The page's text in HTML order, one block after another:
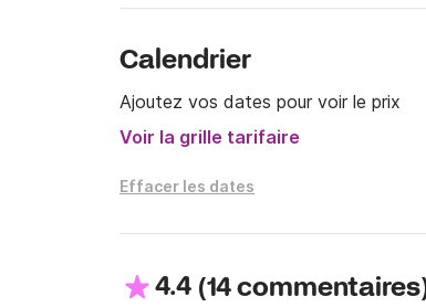
Calendrier
Ajoutez vos dates pour voir le prix
Voir la grille tarifaire
Effacer les dates
4.4 (14 commentaires